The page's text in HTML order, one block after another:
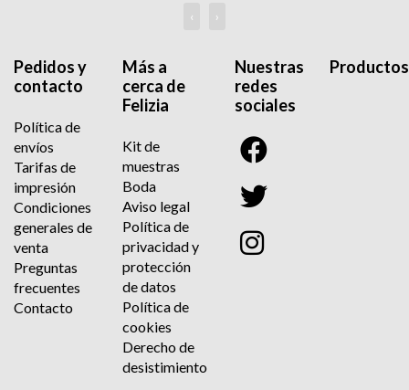
‹ ›
Pedidos y
contacto
Política de
envíos
Tarifas de
impresión
Condiciones
generales de
venta
Preguntas
frecuentes
Contacto
Más a
cerca de
Felizia
Kit de
muestras
Boda
Aviso legal
Política de
privacidad y
protección
de datos
Política de
cookies
Derecho de
desistimiento
Nuestras
redes
sociales
Productos